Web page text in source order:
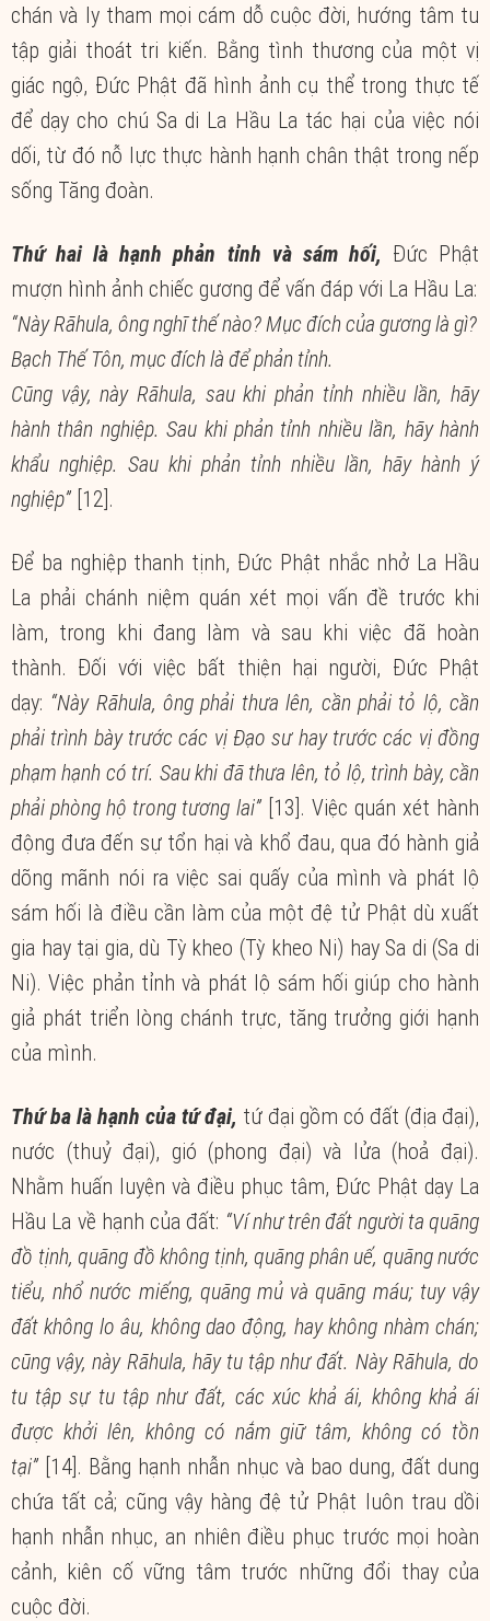
chán và ly tham mọi cám dỗ cuộc đời, hướng tâm tu
tập giải thoát tri kiến. Bằng tình thương của một vị
giác ngộ, Đức Phật đã hình ảnh cụ thể trong thực tế
để dạy cho chú Sa di La Hầu La tác hại của việc nói
dối, từ đó nỗ lực thực hành hạnh chân thật trong nếp
sống Tăng đoàn.
Thứ hai là hạnh phản tỉnh và sám hối, Đức Phật
mượn hình ảnh chiếc gương để vấn đáp với La Hầu La:
“Này Rāhula, ông nghĩ thế nào? Mục đích của gương là gì?
Bạch Thế Tôn, mục đích là để phản tỉnh.
Cũng vậy, này Rāhula, sau khi phản tỉnh nhiều lần, hãy
hành thân nghiệp. Sau khi phản tỉnh nhiều lần, hãy hành
khẩu nghiệp. Sau khi phản tỉnh nhiều lần, hãy hành ý
nghiệp” [12].
Để ba nghiệp thanh tịnh, Đức Phật nhắc nhở La Hầu
La phải chánh niệm quán xét mọi vấn đề trước khi
làm, trong khi đang làm và sau khi việc đã hoàn
thành. Đối với việc bất thiện hại người, Đức Phật
dạy: “Này Rāhula, ông phải thưa lên, cần phải tỏ lộ, cần
phải trình bày trước các vị Đạo sư hay trước các vị đồng
phạm hạnh có trí. Sau khi đã thưa lên, tỏ lộ, trình bày, cần
phải phòng hộ trong tương lai”[13]. Việc quán xét hành
động đưa đến sự tổn hại và khổ đau, qua đó hành giả
dõng mãnh nói ra việc sai quấy của mình và phát lộ
sám hối là điều cần làm của một đệ tử Phật dù xuất
gia hay tại gia, dù Tỳ kheo (Tỳ kheo Ni) hay Sa di (Sa di
Ni). Việc phản tỉnh và phát lộ sám hối giúp cho hành
giả phát triển lòng chánh trực, tăng trưởng giới hạnh
của mình.
Thứ ba là hạnh của tứ đại, tứ đại gồm có đất (địa đại),
nước (thuỷ đại), gió (phong đại) và lửa (hoả đại).
Nhằm huấn luyện và điều phục tâm, Đức Phật dạy La
Hầu La về hạnh của đất: “Ví như trên đất người ta quăng
đồ tịnh, quăng đồ không tịnh, quăng phân uế, quăng nước
tiểu, nhổ nước miếng, quăng mủ và quăng máu; tuy vậy
đất không lo âu, không dao động, hay không nhàm chán;
cũng vậy, này Rāhula, hãy tu tập như đất. Này Rāhula, do
tu tập sự tu tập như đất, các xúc khả ái, không khả ái
được khởi lên, không có nắm giữ tâm, không có tồn
tại” [14]. Bằng hạnh nhẫn nhục và bao dung, đất dung
chứa tất cả; cũng vậy hàng đệ tử Phật luôn trau dồi
hạnh nhẫn nhục, an nhiên điều phục trước mọi hoàn
cảnh, kiên cố vững tâm trước những đổi thay của
cuộc đời.